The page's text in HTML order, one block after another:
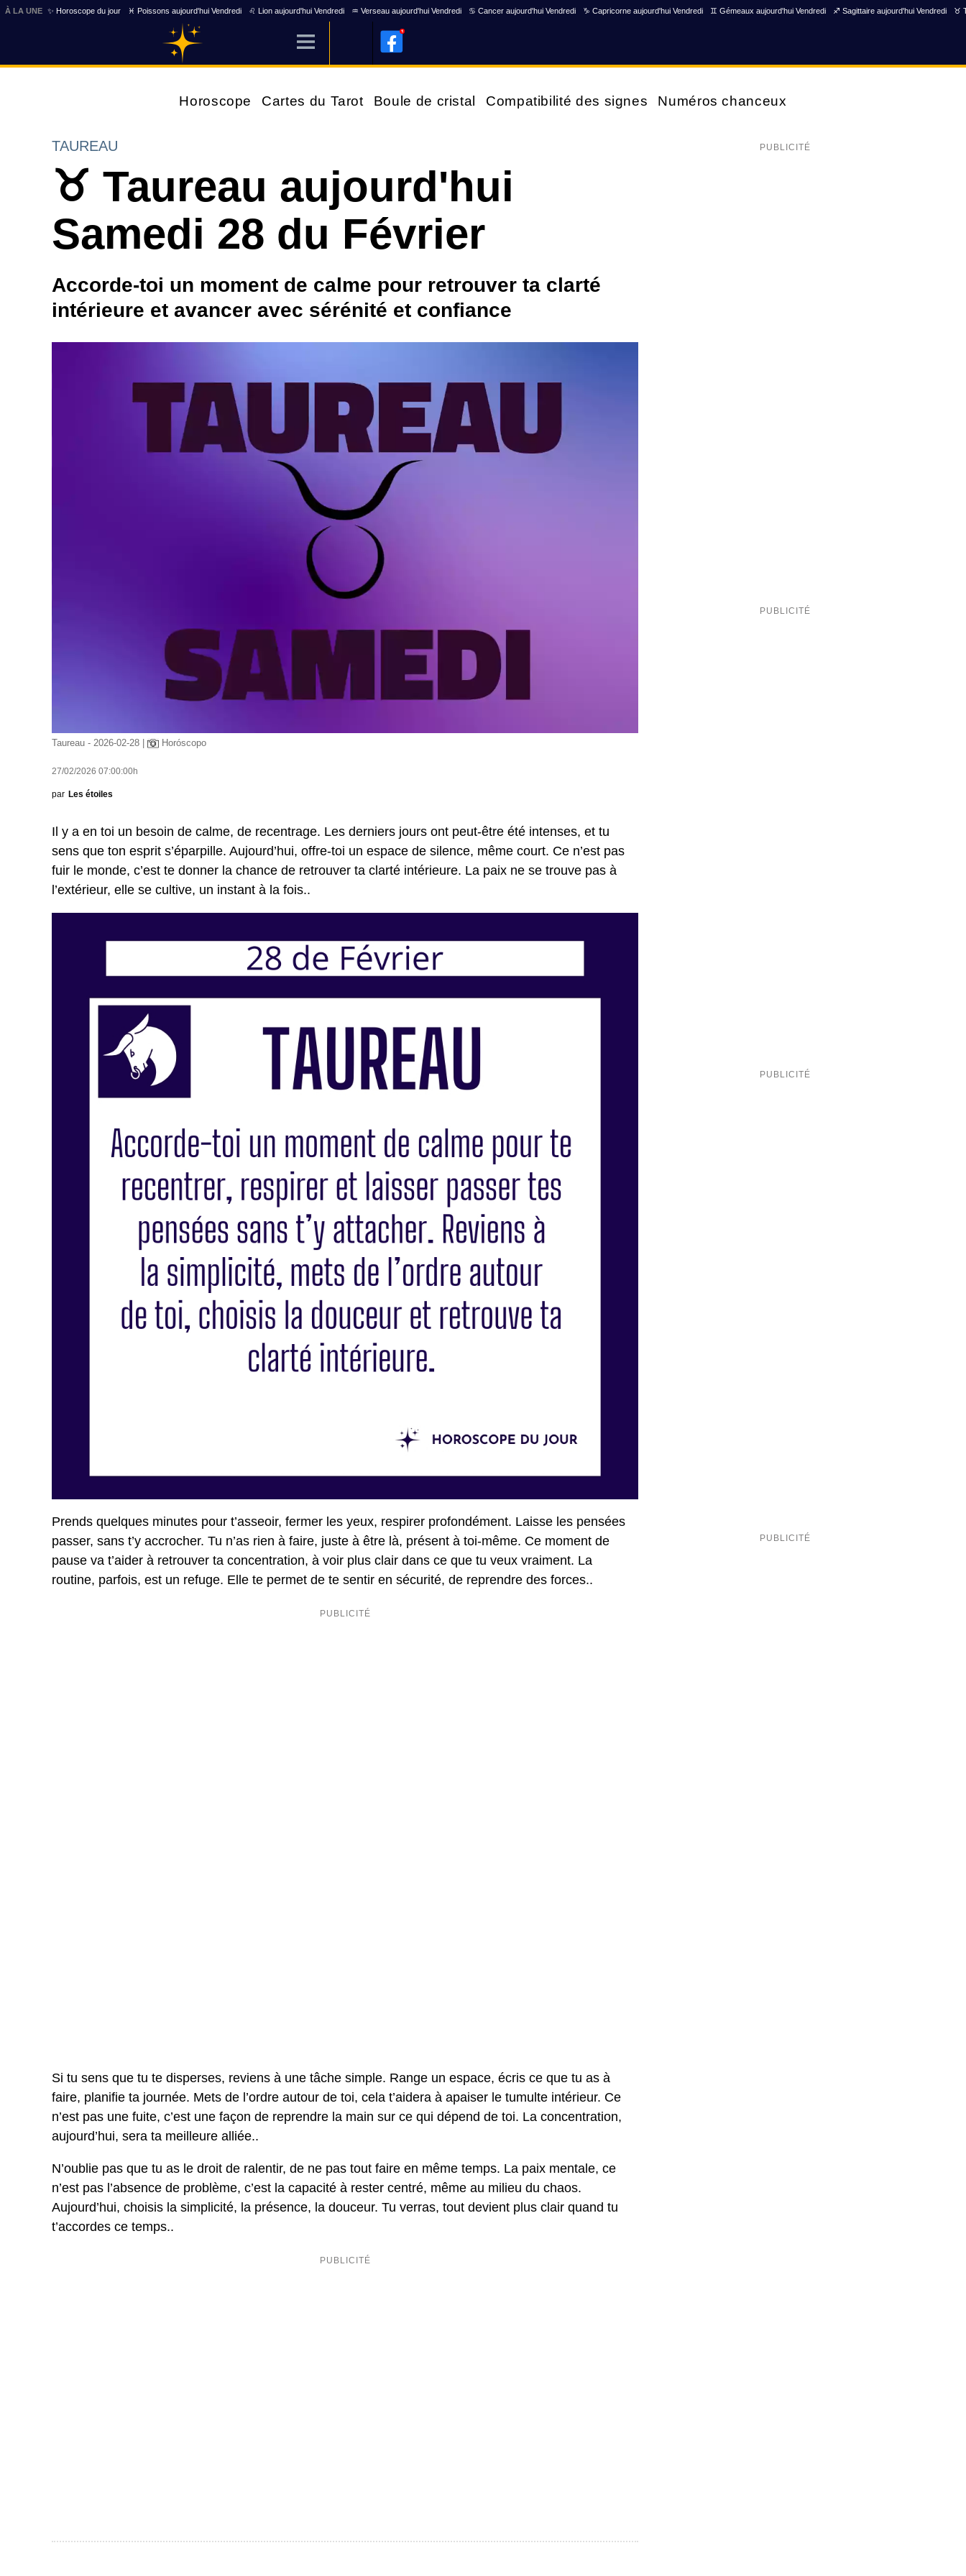
À LA UNE ✨ Horoscope du jour ♓ Poissons aujourd'hui Vendredi ♌ Lion aujourd'hui Vendredi ♒ Verseau aujourd'hui Vendredi ♋ Cancer aujourd'hui Vendredi ♑ Capricorne aujourd'hui Vendredi ♊ Gémeaux aujourd'hui Vendredi ♐ Sagittaire aujourd'hui Vendredi ♉
Horoscope Cartes du Tarot Boule de cristal Compatibilité des signes Numéros chanceux
TAUREAU
♉ Taureau aujourd'hui
Samedi 28 du Février
Accorde-toi un moment de calme pour retrouver ta clarté
intérieure et avancer avec sérénité et confiance
Taureau - 2026-02-28 | Horóscopo
27/02/2026 07:00:00h
par Les étoiles
Il y a en toi un besoin de calme, de recentrage. Les derniers jours ont peut-être été intenses, et tu
sens que ton esprit s’éparpille. Aujourd’hui, offre-toi un espace de silence, même court. Ce n’est pas
fuir le monde, c’est te donner la chance de retrouver ta clarté intérieure. La paix ne se trouve pas à
l’extérieur, elle se cultive, un instant à la fois..
Prends quelques minutes pour t’asseoir, fermer les yeux, respirer profondément. Laisse les pensées
passer, sans t’y accrocher. Tu n’as rien à faire, juste à être là, présent à toi-même. Ce moment de
pause va t’aider à retrouver ta concentration, à voir plus clair dans ce que tu veux vraiment. La
routine, parfois, est un refuge. Elle te permet de te sentir en sécurité, de reprendre des forces..
Si tu sens que tu te disperses, reviens à une tâche simple. Range un espace, écris ce que tu as à
faire, planifie ta journée. Mets de l’ordre autour de toi, cela t’aidera à apaiser le tumulte intérieur. Ce
n’est pas une fuite, c’est une façon de reprendre la main sur ce qui dépend de toi. La concentration,
aujourd’hui, sera ta meilleure alliée..
N’oublie pas que tu as le droit de ralentir, de ne pas tout faire en même temps. La paix mentale, ce
n’est pas l’absence de problème, c’est la capacité à rester centré, même au milieu du chaos.
Aujourd’hui, choisis la simplicité, la présence, la douceur. Tu verras, tout devient plus clair quand tu
t’accordes ce temps..